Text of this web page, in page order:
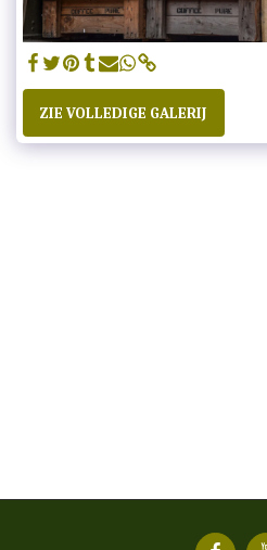
ZIE VOLLEDIGE GALERIJ